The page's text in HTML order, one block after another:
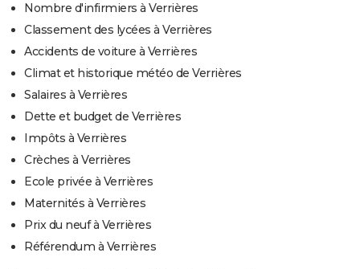
Nombre d'infirmiers à Verrières
Classement des lycées à Verrières
Accidents de voiture à Verrières
Climat et historique météo de Verrières
Salaires à Verrières
Dette et budget de Verrières
Impôts à Verrières
Crèches à Verrières
Ecole privée à Verrières
Maternités à Verrières
Prix du neuf à Verrières
Référendum à Verrières